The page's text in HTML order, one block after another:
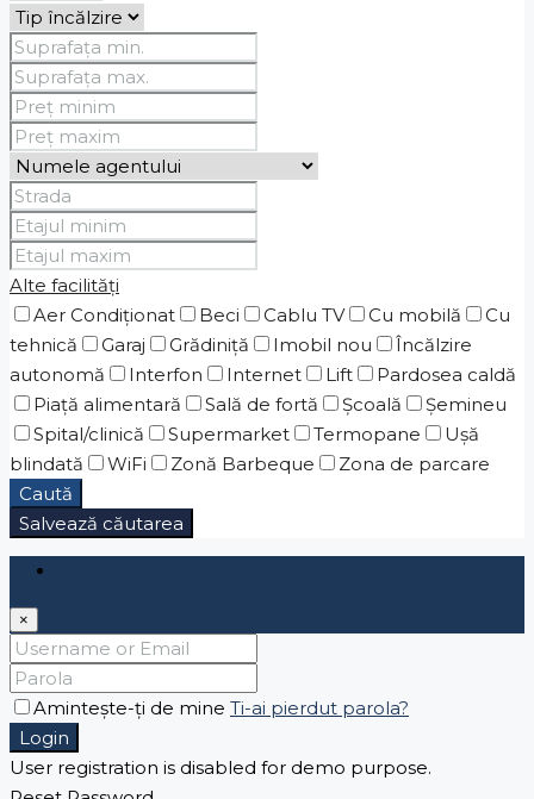
Alte facilități
Aer Condiționat
Beci Cablu TV Cu mobilă
Cu
tehnică
Garaj Grădiniţă Imobil nou
Încălzire
autonomă
Interfon Internet Lift
Pardosea caldă
Piaţă alimentară
Sală de fortă Școală
Șemineu
Spital/clinică
Supermarket Termopane
Ușă
blindată
WiFi Zonă Barbeque
Zona de parcare
Caută
Salvează căutarea
×
Amintește-ți de mine Ti-ai pierdut parola?
Login
User registration is disabled for demo purpose.